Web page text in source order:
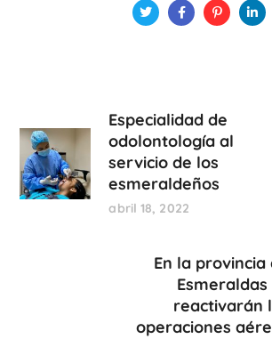
Especialidad de
odolontología al
servicio de los
esmeraldeños
abril 18, 2022
En la provincia
Esmeraldas
reactivarán
operaciones